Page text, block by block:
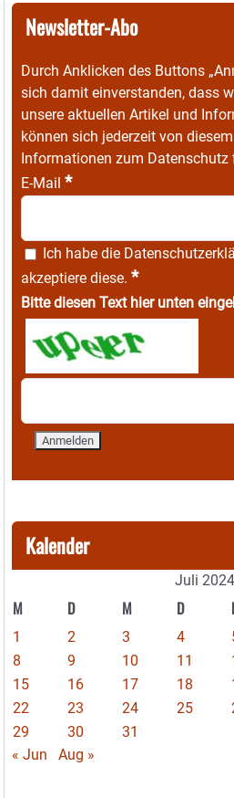
Newsletter-Abo
Durch Anklicken des Buttons
sich damit einverstanden, dass
unsere aktuellen Artikel und
können sich jederzeit von
Informationen zum Datenschutz
E-Mail *
Ich habe die
akzeptiere diese. *
Bitte diesen Text hier unten
Kalender
Juli 2024
M D M D
1 2 3 4
8
9 10 11
15
16 17 18
22
23 24 25
29
30
31
« Jun
Aug »